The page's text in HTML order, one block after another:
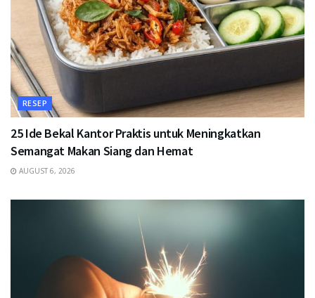
RESEP
25 Ide Bekal Kantor Praktis untuk Meningkatkan
Semangat Makan Siang dan Hemat
AUGUST 6, 2026